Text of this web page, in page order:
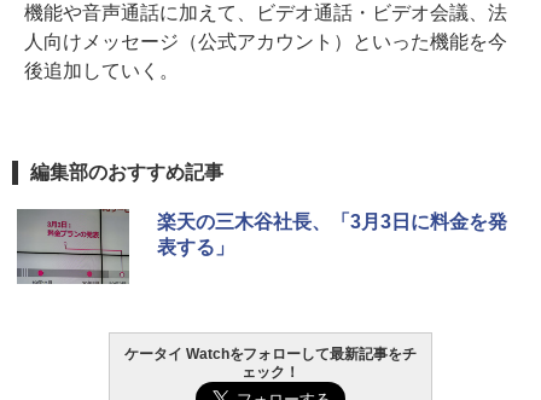
機能や音声通話に加えて、ビデオ通話・ビデオ会議、法
人向けメッセージ（公式アカウント）といった機能を今
後追加していく。
編集部のおすすめ記事
楽天の三木谷社長、「3月3日に料金を発
表する」
ケータイ Watchをフォローして最新記事をチ
ェック！